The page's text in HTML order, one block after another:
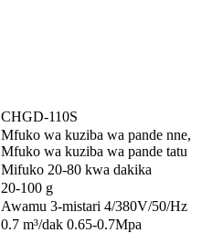
CHGD-110S
Mfuko wa kuziba wa pande nne,
Mfuko wa kuziba wa pande tatu
Mifuko 20-80 kwa dakika
20-100 g
Awamu 3-mistari 4/380V/50/Hz
0.7 m³/dak 0.65-0.7Mpa